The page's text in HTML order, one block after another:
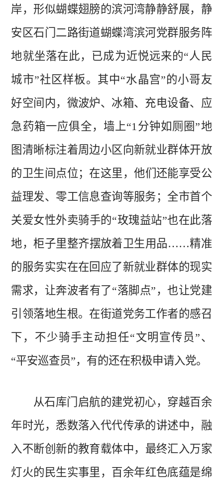
岸，形似蝴蝶翅膀的滨河湾静静舒展，静
安区石门二路街道蝴蝶湾滨河党群服务阵
地就坐落在此，已成为近悦远来的“人民
城市”社区样板。其中“水晶宫”的小哥友
好空间内，微波炉、冰箱、充电设备、应
急药箱一应俱全， 墙上“1分钟如厕圈 ”地
图清晰标注着周边小区向新就业群体开放
的卫生间点位 ；在这里，他们 还能享受公
益理发、零工信息查询等服务 ； 全市首个
关爱女性外卖骑手的“玫瑰益站”也在此落
地，柜子里整齐摆放着卫生用品……精准
的服务实实在在回应了新就业群体的现实
需求，让奔波者有了“落脚点” ，也让党建
引领落地生根。 在街道党务工作者的感召
下，不少骑手主动担任“文明宣传员”、
“平安巡查员”， 有的还在积极申请入党。
从石库门启航的建党初心，穿越百余
年时光，悉数落入代代传承的讲述中，融
入不断创新的教育载体中， 最终汇入万家
灯火的民生实事里， 百余年红色底蕴是绵